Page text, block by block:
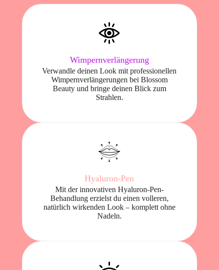
Wimpernverlängerung
Verwandle deinen Look mit professionellen
Wimpernverlängerungen bei Blossom
Beauty und bringe deinen Blick zum
Strahlen.
Hyaluron-Pen
Mit der innovativen Hyaluron-Pen-
Behandlung erzielst du einen volleren,
natürlich wirkenden Look – komplett ohne
Nadeln.